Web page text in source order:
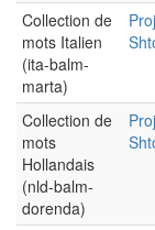
Collection de
mots Italien
(ita-balm-
marta)
Collection de
mots
Hollandais
(nld-balm-
dorenda)